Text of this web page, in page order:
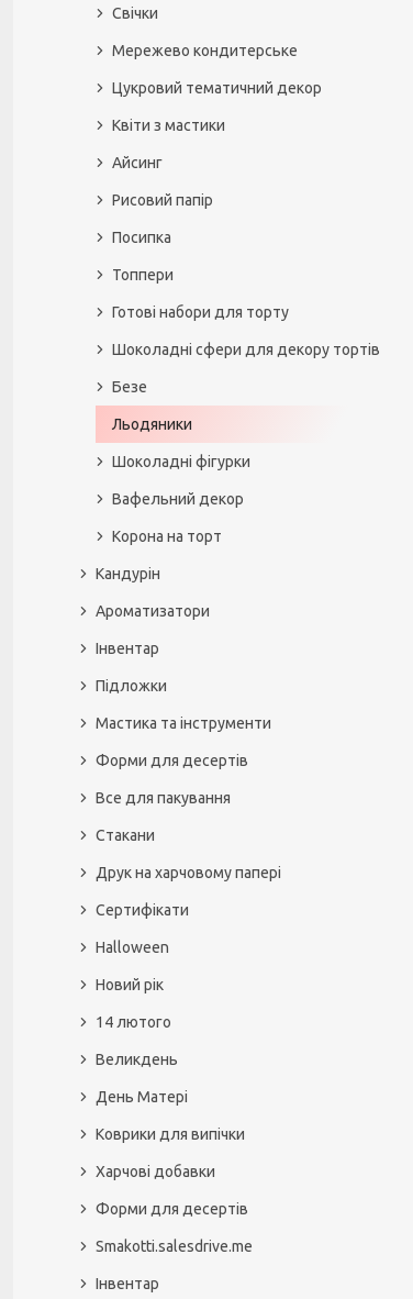
Свічки
Мережево кондитерське
Цукровий тематичний декор
Квіти з мастики
Айсинг
Рисовий папір
Посипка
Топпери
Готові набори для торту
Шоколадні сфери для декору тортів
Безе
Льодяники
Шоколадні фігурки
Вафельний декор
Корона на торт
Кандурін
Ароматизатори
Інвентар
Підложки
Мастика та інструменти
Форми для десертів
Все для пакування
Стакани
Друк на харчовому папері
Сертифікати
Halloween
Новий рік
14 лютого
Великдень
День Матері
Коврики для випічки
Харчові добавки
Форми для десертів
Smakotti.salesdrive.me
Інвентар